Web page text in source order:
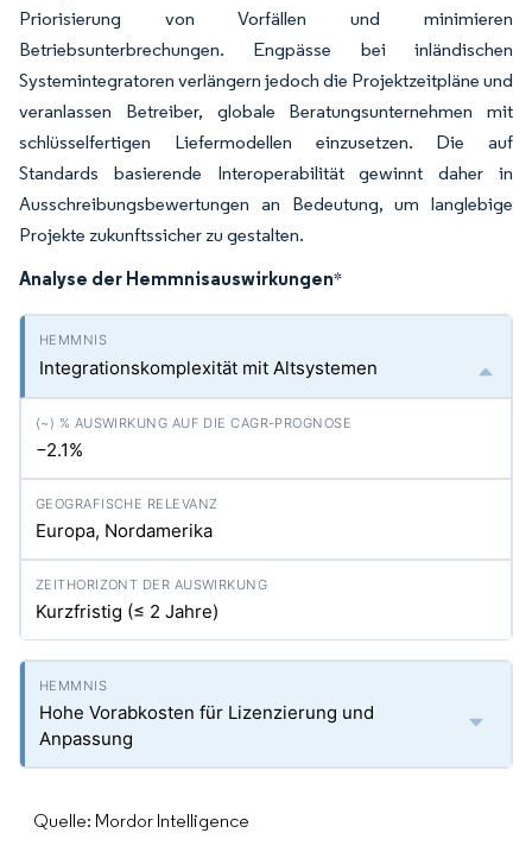
Priorisierung von Vorfällen und minimieren
Betriebsunterbrechungen. Engpässe bei inländischen
Systemintegratoren verlängern jedoch die Projektzeitpläne und
veranlassen Betreiber, globale Beratungsunternehmen mit
schlüsselfertigen Liefermodellen einzusetzen. Die auf
Standards basierende Interoperabilität gewinnt daher in
Ausschreibungsbewertungen an Bedeutung, um langlebige
Projekte zukunftssicher zu gestalten.
Analyse der Hemmnisauswirkungen*
Integrationskomplexität mit Altsystemen
−2.1%
Europa, Nordamerika
Kurzfristig (≤ 2 Jahre)
Hohe Vorabkosten für Lizenzierung und
Anpassung
Quelle: Mordor Intelligence